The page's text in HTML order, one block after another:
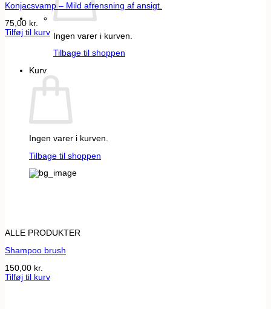
Ingen varer i kurven.
Tilbage til shoppen
Kurv
Ingen varer i kurven.
Tilbage til shoppen
Konjacsvamp – Mild afrensning af ansigt.
75,00 kr.
Tilføj til kurv
ALLE PRODUKTER
Shampoo brush
150,00 kr.
Tilføj til kurv